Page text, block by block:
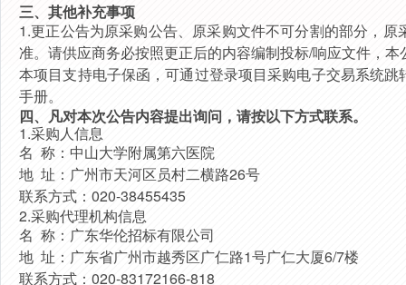
三、其他补充事项
1.更正公告为原采购公告、原采购文件不可分割的部分，
准。请供应商务必按照更正后的内容编制投标/响应文件，
本项目支持电子保函，可通过登录项目采购电子交易系统
手册。
四、凡对本次公告内容提出询问，请按以下方式联系。
1.采购人信息
名 称： 中山大学附属第六医院
地 址： 广州市天河区员村二横路26号
联系方式： 020-38455435
2.采购代理机构信息
名 称： 广东华伦招标有限公司
地 址： 广东省广州市越秀区广仁路1号广仁大厦6/7楼
联系方式： 020-83172166-818